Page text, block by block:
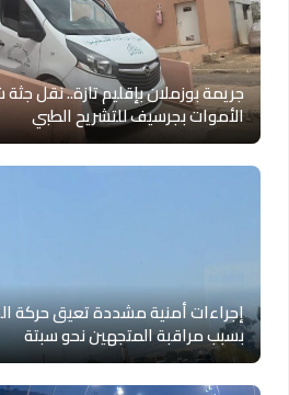
جريمة بوزملان بإقليم تازة.. نقل
الأموات بجرسيف للتشريح الطبي
إجراءات أمنية مشددة تعيق حركة
بسبب مراقبة المتجهين نحو سبتة